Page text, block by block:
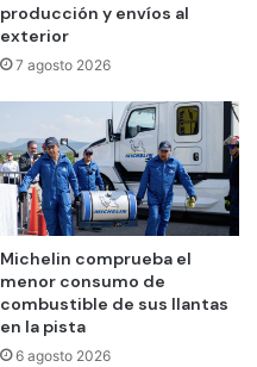
producción y envíos al
exterior
7 agosto 2026
Michelin comprueba el
menor consumo de
combustible de sus llantas
en la pista
6 agosto 2026